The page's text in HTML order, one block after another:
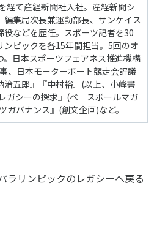
経て産経新聞社入社。産経新聞シ
編集局次長兼運動部長、サンケイス
などを歴任。スポーツ記者を30
ピックを各15年間担当。5回のオ
。日本スポーツフェアネス推進機構
、日本モーターボート競走会評議
治五郎』『中村裕』(以上、小峰書
ガシーの探求』(ベ―スボールマガ
ガバナンス』(創文企画)など。
ラリンピックのレガシーへ戻る